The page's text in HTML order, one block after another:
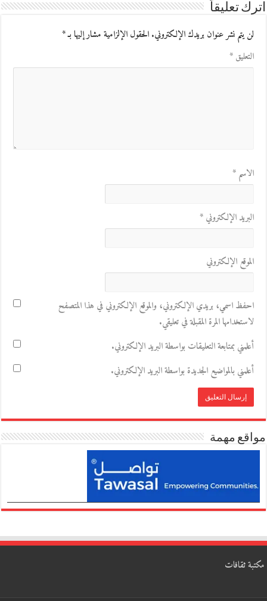
اترك تعليقاً
لن يتم نشر عنوان بريدك الإلكتروني.الحقول الإلزامية مشار إليها بـ*
التعليق*
الاسم*
البريد الإلكتروني*
الموقع الإلكتروني
احفظ اسمي، بريدي الإلكتروني، والموقع الإلكتروني في هذا المتصفح
لاستخدامها المرة المقبلة في تعليقي.
أعلمني بمتابعة التعليقات بواسطة البريد الإلكتروني.
أعلمني بالمواضيع الجديدة بواسطة البريد الإلكتروني.
مواقع مهمة
مكتبة ثقافات